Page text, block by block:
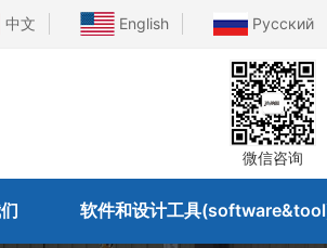
中文 English Русский
微信咨询
软件和设计工具